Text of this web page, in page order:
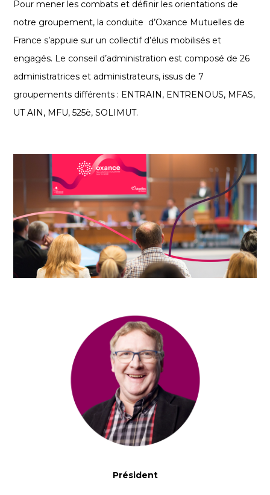
Pour mener les combats et définir les orientations de
notre groupement, la conduite d’Oxance Mutuelles de
France s’appuie sur un collectif d’élus mobilisés et
engagés. Le conseil d’administration est composé de 26
administratrices et administrateurs, issus de 7
groupements différents : ENTRAIN, ENTRENOUS, MFAS,
UT AIN, MFU, 525è,SOLIMUT.
Président